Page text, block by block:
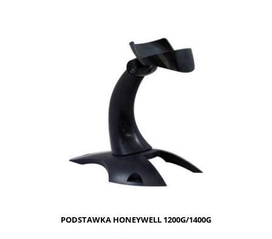
DO KOSZYKA
PODSTAWKA HONEYWELL 1200G/1400G